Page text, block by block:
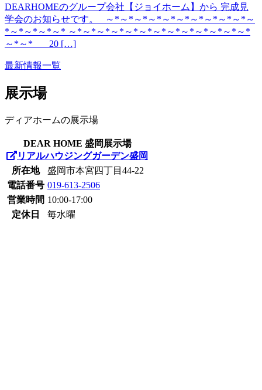
DEARHOMEのグループ会社【ジョイホーム】から 完成見
学会のお知らせです。 ～*～*～*～*～*～*～*～*～*～*～
*～*～*～*～* ～*～*～*～*～*～*～*～*～*～*～*～*～*
～*～* 20 […]
最新情報一覧
展示場
ディアホームの展示場
DEAR HOME 盛岡展示場
リアルハウジングガーデン盛岡
所在地
盛岡市本宮四丁目44-22
電話番号 019-613-2506
営業時間 10:00-17:00
定休日
毎水曜